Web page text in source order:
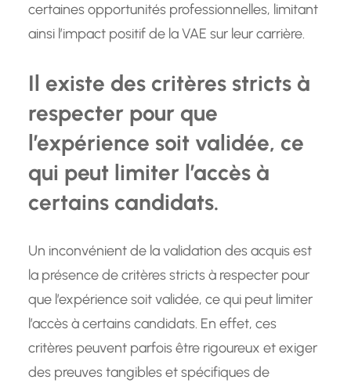
certaines opportunités professionnelles, limitant
ainsi l’impact positif de la VAE sur leur carrière.
Il existe des critères stricts à
respecter pour que
l’expérience soit validée, ce
qui peut limiter l’accès à
certains candidats.
Un inconvénient de la validation des acquis est
la présence de critères stricts à respecter pour
que l’expérience soit validée, ce qui peut limiter
l’accès à certains candidats. En effet, ces
critères peuvent parfois être rigoureux et exiger
des preuves tangibles et spécifiques de